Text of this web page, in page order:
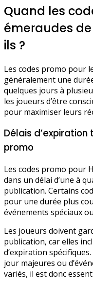
Quand les
émeraudes
ils ?
Les codes promo pour
généralement une
quelques jours à
les joueurs d’être
pour maximiser leurs
Délais
promo
Les codes promo pour
dans un délai d’une à
publication. Certains
pour une durée plus
événements spéciaux
Les joueurs doivent
publication, car elles
d’expiration
jour majeures ou
variés, il est donc